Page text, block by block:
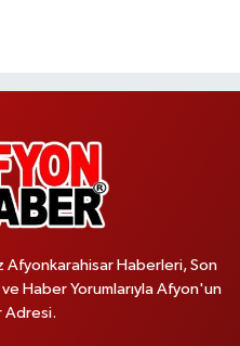
Afyonkarahisar Haberleri, Son
ve Haber Yorumlarıyla Afyon'un
Adresi.